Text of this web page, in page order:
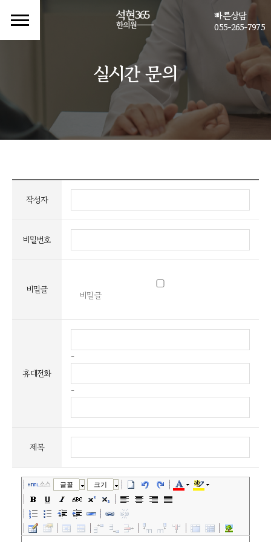
빠른상담
055-265-7975
실시간 문의
작성자
비밀번호
비밀글 비밀글
휴대전화
-
-
제목
소스 글꼴 크기